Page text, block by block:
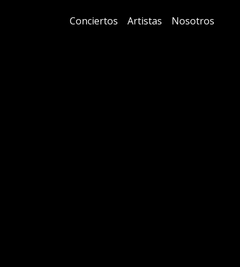
Conciertos Artistas Nosotros